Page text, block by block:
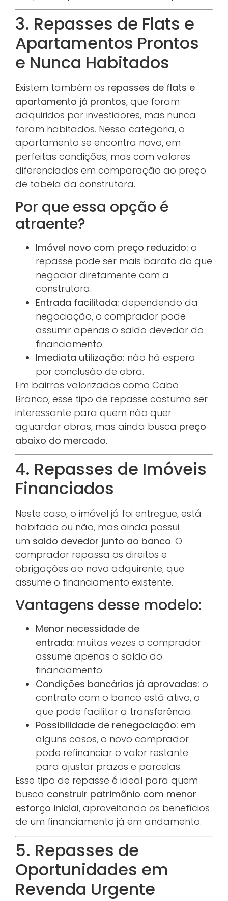
3. Repasses de Flats e
Apartamentos Prontos
e Nunca Habitados
Existem também os repasses de flats e
apartamento já prontos, que foram
adquiridos por investidores, mas nunca
foram habitados. Nessa categoria, o
apartamento se encontra novo, em
perfeitas condições, mas com valores
diferenciados em comparação ao preço
de tabela da construtora.
Por que essa opção é
atraente?
Imóvel novo com preço reduzido: o
repasse pode ser mais barato do que
negociar diretamente com a
construtora.
Entrada facilitada: dependendo da
negociação, o comprador pode
assumir apenas o saldo devedor do
financiamento.
Imediata utilização: não há espera
por conclusão de obra.
Em bairros valorizados como Cabo
Branco, esse tipo de repasse costuma ser
interessante para quem não quer
aguardar obras, mas ainda busca preço
abaixo do mercado.
4. Repasses de Imóveis
Financiados
Neste caso, o imóvel já foi entregue, está
habitado ou não, mas ainda possui
um saldo devedor junto ao banco. O
comprador repassa os direitos e
obrigações ao novo adquirente, que
assume o financiamento existente.
Vantagens desse modelo:
Menor necessidade de
entrada: muitas vezes o comprador
assume apenas o saldo do
financiamento.
Condições bancárias já aprovadas: o
contrato com o banco está ativo, o
que pode facilitar a transferência.
Possibilidade de renegociação: em
alguns casos, o novo comprador
pode refinanciar o valor restante
para ajustar prazos e parcelas.
Esse tipo de repasse é ideal para quem
busca construir patrimônio com menor
esforço inicial, aproveitando os benefícios
de um financiamento já em andamento.
5. Repasses de
Oportunidades em
Revenda Urgente